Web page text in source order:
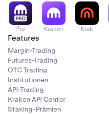
Pro Kraken Krak
Features
Margin-Trading
Futures-Trading
OTC Trading
Institutionen
API-Trading
Kraken API Center
Staking-Prämien